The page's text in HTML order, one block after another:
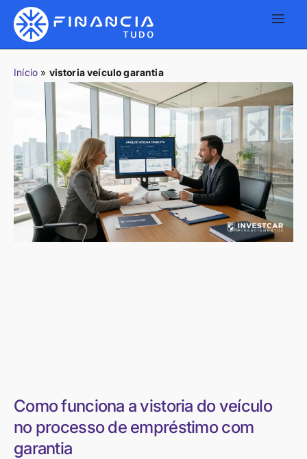
Início » vistoria veículo garantia
Como funciona a vistoria do veículo
no processo de empréstimo com
garantia